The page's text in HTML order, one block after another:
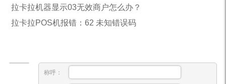
拉卡拉机器显示03无效商户怎么办？
拉卡拉POS机报错：62 未知错误码
称呼：